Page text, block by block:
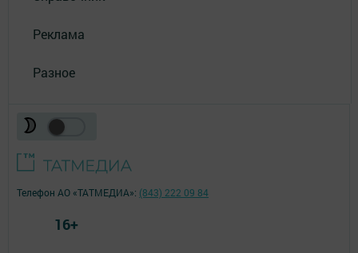
Реклама
Разное
Телефон АО «ТАТМЕДИА»: (843) 222 09 84
16+